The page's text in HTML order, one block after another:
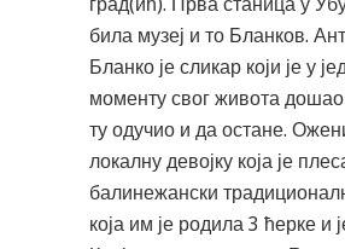
била музеј и то Бланков.
Бланко је сликар који је у
моменту свог живота
ту одучио и да остане.
локалну девојку која је
балинежански
која им је родила 3 ћерке и